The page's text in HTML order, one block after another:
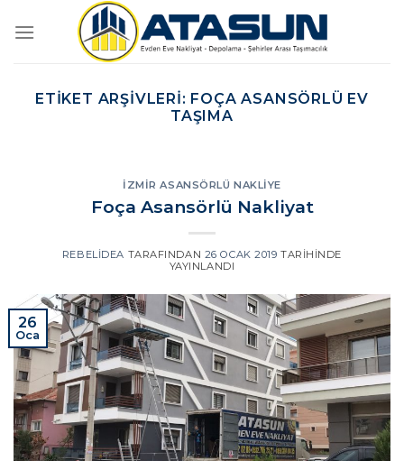
atla
ETIKET ARŞIVLERI: FOÇA ASANSÖRLÜ EV
TAŞIMA
İZMIR ASANSÖRLÜ NAKLIYE
Foça Asansörlü Nakliyat
REBELIDEA TARAFINDAN 26 OCAK 2019 TARIHINDE
YAYINLANDI
26
Oca